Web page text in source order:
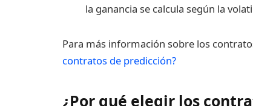
la ganancia se calcula según la
Para más información sobre los
contratos de predicción?
¿Por qué elegir los